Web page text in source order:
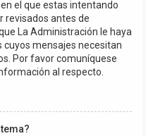
el que estas intentando
revisados antes de
La Administración le haya
cuyos mensajes necesitan
Por favor comuníquese
al respecto.